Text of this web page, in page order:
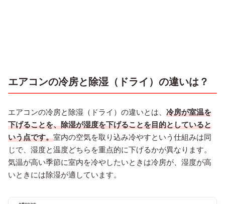
エアコンの冷房と除湿（ドライ）の違いは？
エアコンの冷房と除湿（ドライ）の違いとは、 冷房が室温を
下げることを、除湿が湿度を下げることを目的としていると
いう点です。室内の空気を取り込み冷やすという仕組みは同
じで、湿度と温度どちらを重点的に下げるかが異なります。
気温が高い季節に室内を冷やしたいときは冷房が、湿度が高
いときには除湿が適しています。